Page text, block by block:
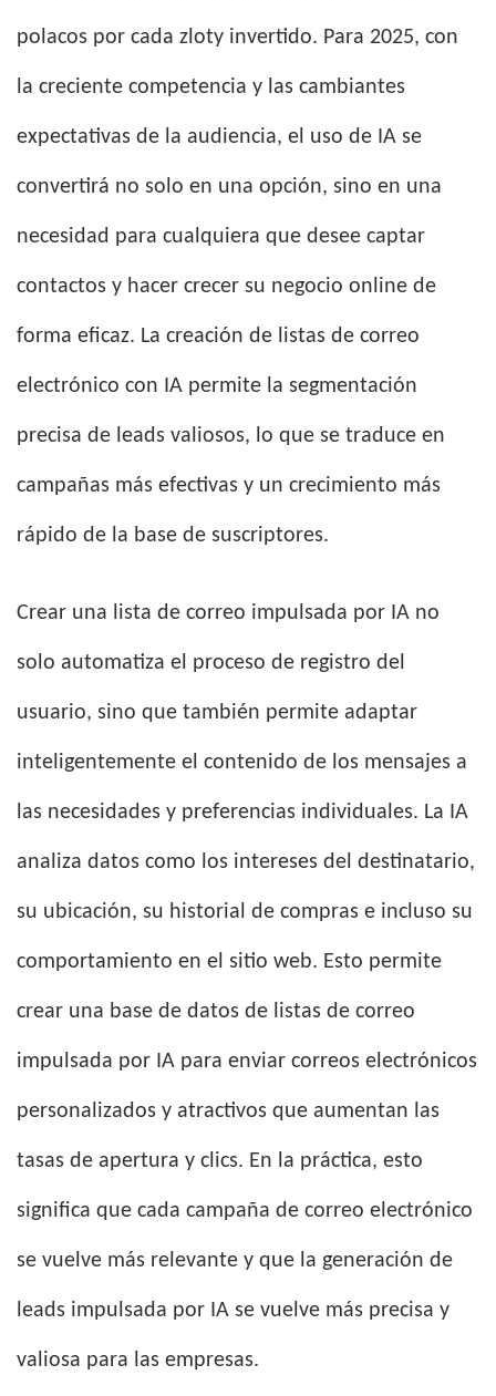
polacos por cada zloty invertido. Para 2025, con
la creciente competencia y las cambiantes
expectativas de la audiencia, el uso de IA se
convertirá no solo en una opción, sino en una
necesidad para cualquiera que desee captar
contactos y hacer crecer su negocio online de
forma eficaz. La creación de listas de correo
electrónico con IA permite la segmentación
precisa de leads valiosos, lo que se traduce en
campañas más efectivas y un crecimiento más
rápido de la base de suscriptores.
Crear una lista de correo impulsada por IA no
solo automatiza el proceso de registro del
usuario, sino que también permite adaptar
inteligentemente el contenido de los mensajes a
las necesidades y preferencias individuales. La IA
analiza datos como los intereses del destinatario,
su ubicación, su historial de compras e incluso su
comportamiento en el sitio web. Esto permite
crear una base de datos de listas de correo
impulsada por IA para enviar correos electrónicos
personalizados y atractivos que aumentan las
tasas de apertura y clics. En la práctica, esto
significa que cada campaña de correo electrónico
se vuelve más relevante y que la generación de
leads impulsada por IA se vuelve más precisa y
valiosa para las empresas.